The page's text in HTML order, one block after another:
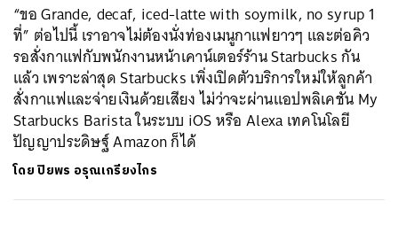
“ขอ Grande, decaf, iced-latte with soymilk, no syrup 1
ที่” ต่อไปนี้ เราอาจไม่ต้องนั่งท่องเมนูกาแฟยาวๆ และต่อคิว
รอสั่งกาแฟกับพนักงานหน้าเคาน์เตอร์ร้าน Starbucks กัน
แล้ว เพราะล่าสุด Starbucks เพิ่งเปิดตัวบริการใหม่ให้ลูกค้า
สั่งกาแฟและจ่ายเงินด้วยเสียง ไม่ว่าจะผ่านแอปพลิเคชัน My
Starbucks Barista ในระบบ iOS หรือ Alexa เทคโนโลยี
ปัญญาประดิษฐ์ Amazon ก็ได้
โดยปิยพร อรุณเกรียงไกร